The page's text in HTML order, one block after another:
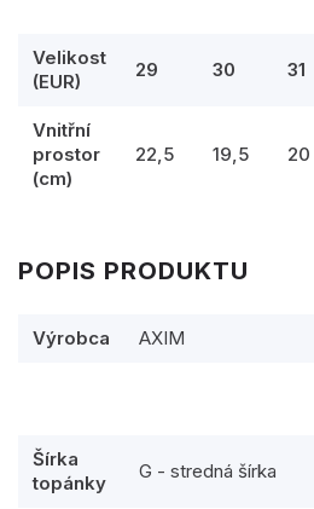
Velikost
(EUR)
29 30 31
Vnitřní
prostor
(cm)
22,5 19,5 20
POPIS PRODUKTU
Výrobca AXIM
Šírka
topánky
G - stredná šírka